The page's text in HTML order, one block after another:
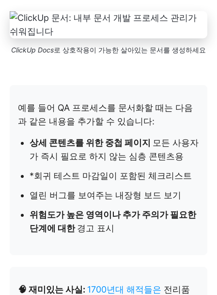
ClickUp Docs로 상호작용이 가능한 살아있는 문서를 생성하세요
예를 들어 QA 프로세스를 문서화할 때는 다음
과 같은 내용을 추가할 수 있습니다:
상세 콘텐츠를 위한 중첩 페이지 모든 사용자
가 즉시 필요로 하지 않는 심층 콘텐츠용
*회귀 테스트 마감일이 포함된 체크리스트
열린 버그를 보여주는 내장형 보드 보기
위험도가 높은 영역이나 추가 주의가 필요한
단계에 대한경고 표시
🧠 재미있는 사실: 1700년대 해적들은 전리품